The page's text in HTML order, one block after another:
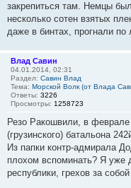
закрепиться там. Немцы
несколько сотен взятых
даже в бинтах, прогнали
Влад Савин
04.01.2014, 02:31
Раздел: Савин Влад
Тема: Морской Волк (от Влада
Ответы: 3226
Просмотры: 1258723
Резо Ракошвили, в феврале
(грузинского) батальона
Из папки контр-адмирала
плохом вспоминать? Я уже
республики, грехов за